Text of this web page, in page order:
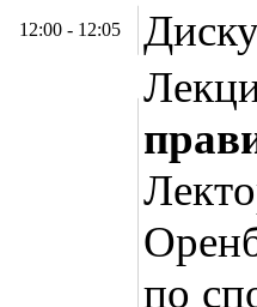
12:00 - 12:05
по